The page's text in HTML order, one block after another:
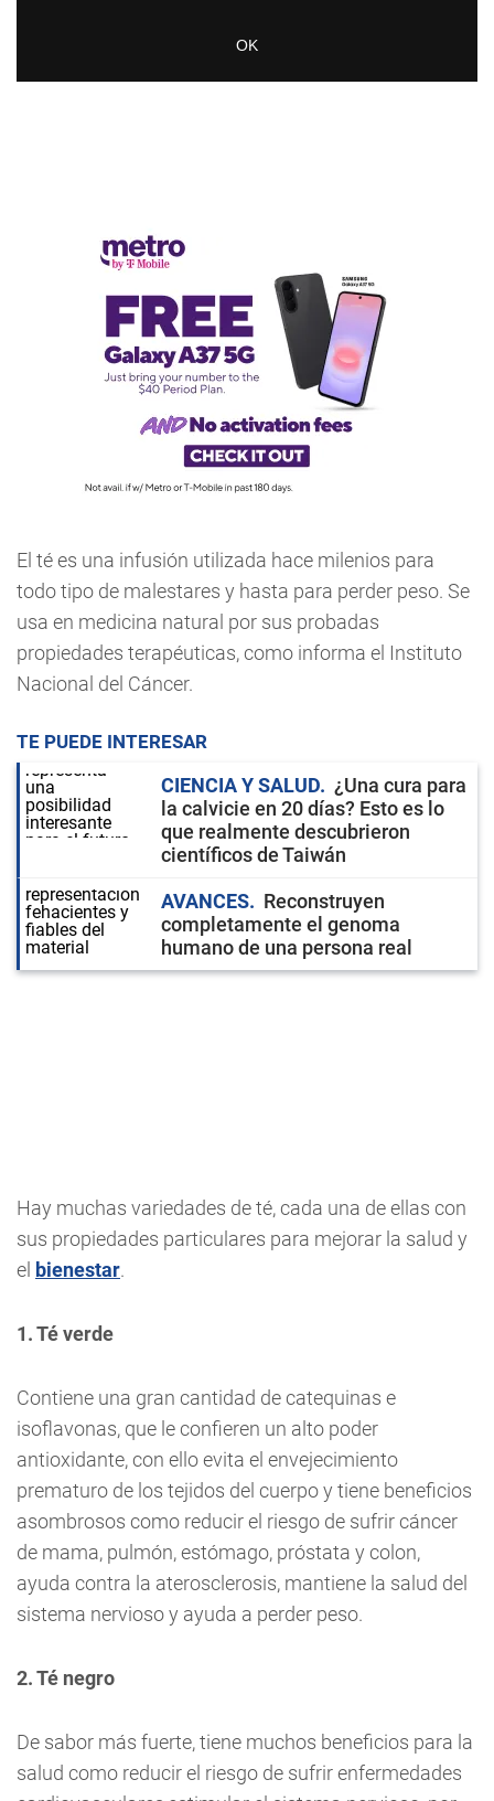
El té es una infusión utilizada hace milenios para
todo tipo de malestares y hasta para perder peso. Se
usa en medicina natural por sus probadas
propiedades terapéuticas, como informa el Instituto
Nacional del Cáncer.
TE PUEDE INTERESAR
CIENCIA Y SALUD
¿Una cura para
la calvicie en 20 días? Esto es lo
que realmente descubrieron
científicos de Taiwán
AVANCES
Reconstruyen
completamente el genoma
humano de una persona real
Hay muchas variedades de té, cada una de ellas con
sus propiedades particulares para mejorar la salud y
el bienestar.
1. Té verde
Contiene una gran cantidad de catequinas e
isoflavonas, que le confieren un alto poder
antioxidante, con ello evita el envejecimiento
prematuro de los tejidos del cuerpo y tiene beneficios
asombrosos como reducir el riesgo de sufrir cáncer
de mama, pulmón, estómago, próstata y colon,
ayuda contra la aterosclerosis, mantiene la salud del
sistema nervioso y ayuda a perder peso.
2. Té negro
De sabor más fuerte, tiene muchos beneficios para la
salud como reducir el riesgo de sufrir enfermedades